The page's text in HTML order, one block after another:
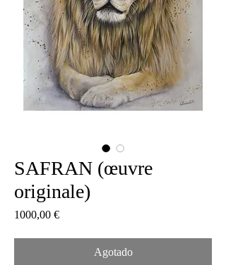
SAFRAN (œuvre
originale)
1000,00 €Precio
Agotado